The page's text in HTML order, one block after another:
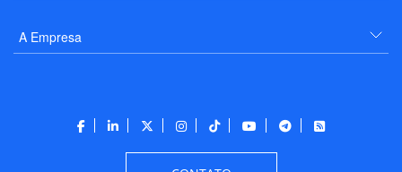
A Empresa